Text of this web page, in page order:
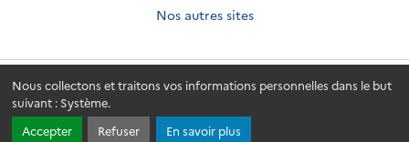
Nous collectons et traitons vos informations personnelles dans le but
suivant : Système.
Accepter
Refuser En savoir plus
Nos autres sites
Andra.fr © 2026 - Andra. Tous droits réservés.